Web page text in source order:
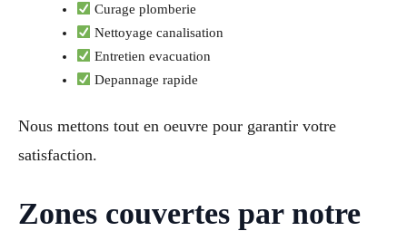
Curage plomberie
Nettoyage canalisation
Entretien evacuation
Depannage rapide
Nous mettons tout en oeuvre pour garantir votre
satisfaction.
Zones couvertes par notre